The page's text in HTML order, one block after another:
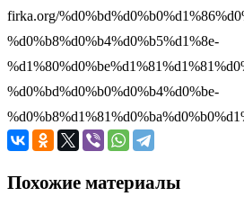
firka.org/
%d0%b8%d0%b4%d0%b5%d1%8e-
%d0%bd%d0%b0%d0%b4%d0%be-
Похожие материалы